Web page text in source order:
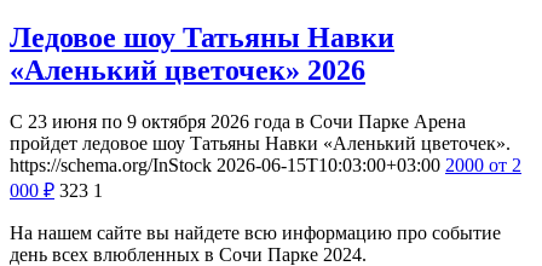
Ледовое шоу Татьяны Навки
«Аленький цветочек» 2026
С 23 июня по 9 октября 2026 года в Сочи Парке Арена
пройдет ледовое шоу Татьяны Навки «Аленький цветочек».
https://schema.org/InStock 2026-06-15T10:03:00+03:00 2000 от 2
000 ₽ 323 1
На нашем сайте вы найдете всю информацию про событие
день всех влюбленных в Сочи Парке 2024.